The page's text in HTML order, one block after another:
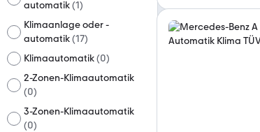
automatik(1)
Klimaanlage oder -
automatik(17)
Klimaautomatik(0)
2-Zonen-Klimaautomatik
(0)
3-Zonen-Klimaautomatik
(0)